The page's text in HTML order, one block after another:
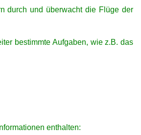
durch und überwacht die Flüge der
bestimmte Aufgaben, wie z.B. das
enthalten: